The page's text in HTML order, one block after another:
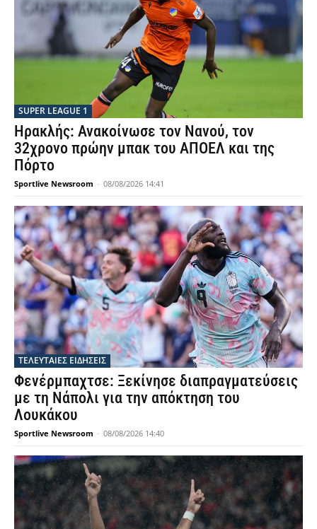
SUPER LEAGUE 1
Ηρακλής: Ανακοίνωσε τον Νανού, τον
32χρονο πρώην μπακ του ΑΠΟΕΛ και της
Πόρτο
Sportlive Newsroom - 08/08/2026 14:41
ΤΕΛΕΥΤΑΙΕΣ ΕΙΔΗΣΕΙΣ
Φενέρμπαχτσε: Ξεκίνησε διαπραγματεύσεις
με τη Νάπολι για την απόκτηση του
Λουκάκου
Sportlive Newsroom - 08/08/2026 14:40